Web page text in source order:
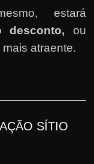
estará
desconto, ou
atraente.
SÍTIO